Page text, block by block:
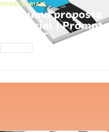
EMPRESARIAIS
Faça uma proposta
comercial | Prompts
ChatGPT